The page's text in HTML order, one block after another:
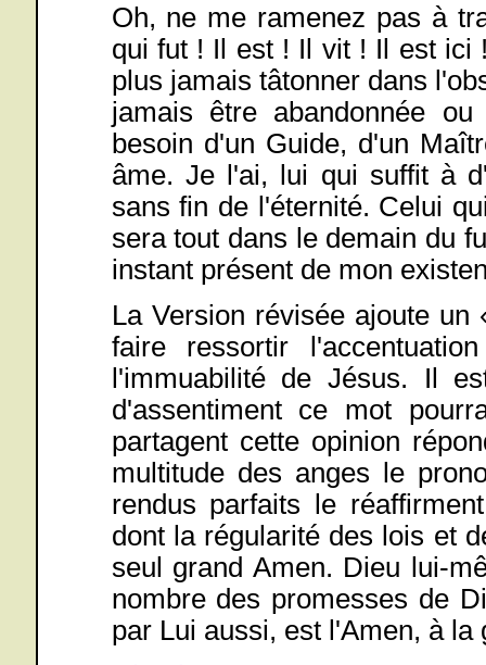
Oh, ne me ramenez pas à
qui fut ! Il est ! Il vit ! Il est ici
plus jamais tâtonner dans
jamais être abandonnée
besoin d'un Guide, d'un
âme. Je l'ai, lui qui suffit à
sans fin de l'éternité. Celui
sera tout dans le demain du
instant présent de mon
La Version révisée ajoute
faire ressortir
l'immuabilité de Jésus. Il
d'assentiment ce mot
partagent cette opinion
multitude des anges le
rendus parfaits le
dont la régularité des lois et
seul grand Amen. Dieu lui-
nombre des promesses de
par Lui aussi, est l'Amen, à la